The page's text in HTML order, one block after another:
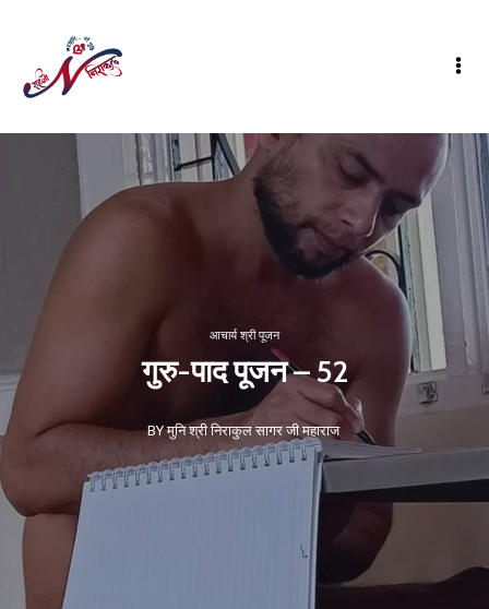
आचार्य श्री पूजन
गुरु-पाद पूजन – 52
BY मुनि श्री निराकुल सागर जी महाराज